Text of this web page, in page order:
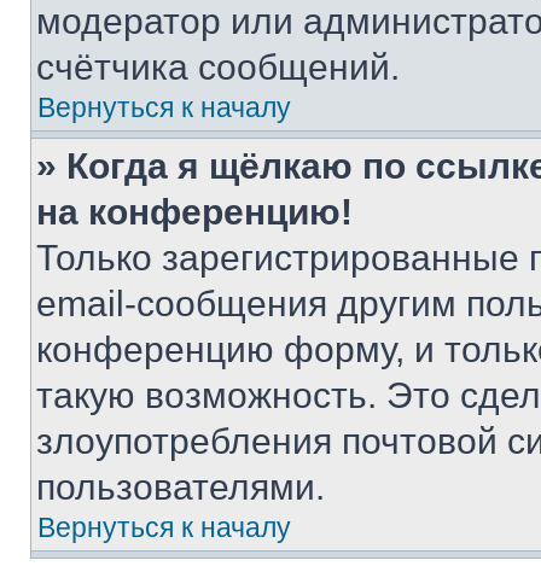
модератор или
счётчика сообщений.
Вернуться к началу
» Когда я щёлкаю по
на конференцию!
Только зарегистрированные
email-сообщения другим
конференцию форму, и
такую возможность. Это
злоупотребления почтовой
пользователями.
Вернуться к началу